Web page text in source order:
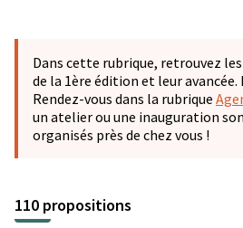
−
Dans cette rubrique, retrouvez
de la 1ère édition et leur avancée.
Rendez-vous dans la rubrique
un atelier ou une inauguration
organisés près de chez vous !
110 propositions